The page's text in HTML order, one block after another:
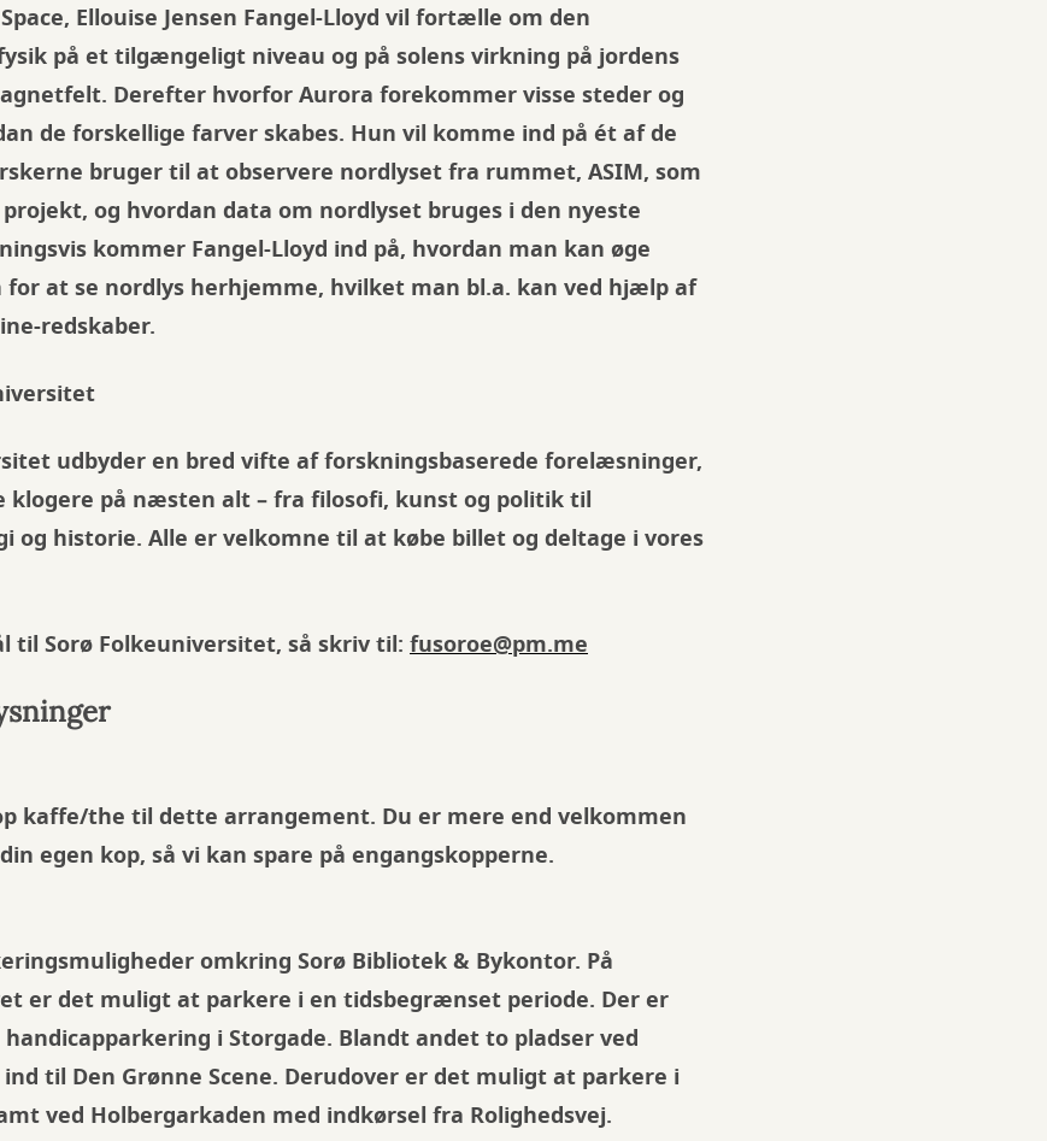
Ellouise Jensen Fangel-Lloyd vil fortælle om den
på et tilgængeligt niveau og på solens virkning på jordens
Derefter hvorfor Aurora forekommer visse steder og
de forskellige farver skabes. Hun vil komme ind på ét af de
bruger til at observere nordlyset fra rummet, ASIM, som
og hvordan data om nordlyset bruges i den nyeste
kommer Fangel-Lloyd ind på, hvordan man kan øge
for at se nordlys herhjemme, hvilket man bl.a. kan ved hjælp af
redskaber.
udbyder en bred vifte af forskningsbaserede forelæsninger,
klogere på næsten alt – fra filosofi, kunst og politik til
og historie. Alle er velkomne til at købe billet og deltage i vores
til Sorø Folkeuniversitet, så skriv til: fusoroe@pm.me
kaffe/the til dette arrangement. Du er mere end velkommen
egen kop, så vi kan spare på engangskopperne.
omkring Sorø Bibliotek & Bykontor. På
er det muligt at parkere i en tidsbegrænset periode. Der er
i Storgade. Blandt andet to pladser ved
til Den Grønne Scene. Derudover er det muligt at parkere i
ved Holbergarkaden med indkørsel fra Rolighedsvej.